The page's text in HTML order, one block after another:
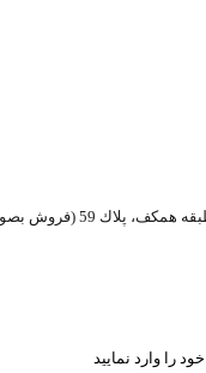
بصورت آنلاین می باشد)
را وارد نمایید